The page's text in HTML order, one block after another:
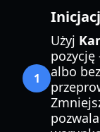
1
Użyj
pozycję
albo